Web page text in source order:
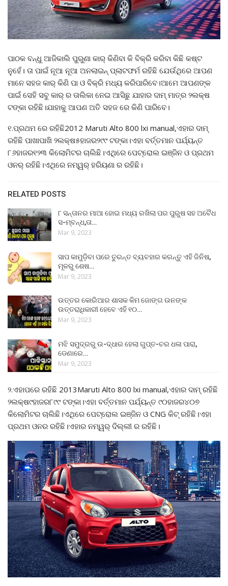
ପାଠକ ବନ୍ଧୁ ଆଜିକାଲି ପୁରୁଣା କାର୍ କିଣିବା କି ବିକ୍ରି କରିବା କିଛି କଷ୍ଟ
ନୁହେଁ। ତା ପାଇଁ ନୂଆ ନୂଆ ଅନଲାଇନ୍ ପ୍ଲାଟଫର୍ମ ରହିଛି ଯେଉଁଥିରେ ଆପଣ
ମାନେ ସହଜ କାର୍ କିଣି ପା ଓ ବିକ୍ରି ମଧ୍ୟ କରିପାରିବେ।ଆମେ ଆପଣଙ୍କ
ପାଇଁ ସେହି ସବୁ କାର୍ ର ତାଲିକା ନେଇ ଆସିଛୁ ଯାହାର ଦାମ୍ ମାତ୍ର ୨ଲକ୍ଷ
ଟଙ୍କା ରହିଛି।ଯାହାକୁ ଆପଣ ଅତି ସହଜ ରେ କିଣି ପାରିବେ।
୧.ପ୍ରଥମ ରେ ରହିଛି2012 Maruti Alto 800 lxi manual,ଏହାର ଦାମ୍
ରହିଛି ପାଖାପାଖି ୨ଲକ୍ଷ୫ହାଜର୨୯୯ ଟଙ୍କା।ଏହା ବର୍ତ୍ତମାନ ପର୍ଯ୍ୟନ୍ତ
୮୬ହାଜର୧୨୩ କିଲୋମିଟର ଚାଲିଛି।ଏଥିରେ ପେଟ୍ରୋଲ ଇଞ୍ଜିନ ଓ ପ୍ରଥମ
ଓନର୍ ରହିଛି।ଏଥିରେ ନମ୍ୱର୍ ହରିୟଣା ର ରହିଛି।
RELATED POSTS
୮ ସନ୍ତାନର ମାଆ ହୋଇ ମଧ୍ୟ ରଖିଲା ପର ପୁରୁଷ ସହ ଅବୈଧ
ସ-ମ୍ବନ୍ଧ,ତା…
Mar 9, 2023
ସାପ କାମୁଡ଼ିବା ପରେ ତୁରନ୍ତ ବ୍ୟବହାର କରନ୍ତୁ ଏହି ଜିନିଷ,
ମୂଳରୁ ଶେଷ…
Mar 9, 2023
ଉତ୍ତର କୋରିଆର ଶାସକ କିମ ଜୋଙ୍ଗ ଉନଙ୍କ
ଉତ୍ତରାଧିକାରୀ ହେବେ ଏହି ୧୦…
Mar 9, 2023
ମଝି ସମୁଦ୍ରରୁ ଉ-ଦ୍ଧାର ହେଲା ଗୁପ୍ତ-ଚର ଧଳା ପାରା,
ଡେଣାରେ…
Mar 9, 2023
୨.ଏହାପରେ ରହିଛି 2013Maruti Alto 800 lxi manual,ଏହାର ଦାମ୍ ରହିଛି
୨ଲକ୍ଷ୯ହାଜର୮୯୯ ଟଙ୍କା।ଏହା ବର୍ତ୍ତମାନ ପର୍ଯ୍ୟନ୍ତ ୯୦ହାଜର୪୦୭
କିଲୋମିଟର ଚାଲିଛି।ଏଥିରେ ପେଟ୍ରୋଲ ଇଞ୍ଜିନ ଓ CNG କିଟ୍ ରହିଛି।ଏହା
ପ୍ରଥମ ଓନର ରହିଛି।ଏହାର ନମ୍ୱର୍ ଦିଲ୍ଲୀ ର ରହିଛି।